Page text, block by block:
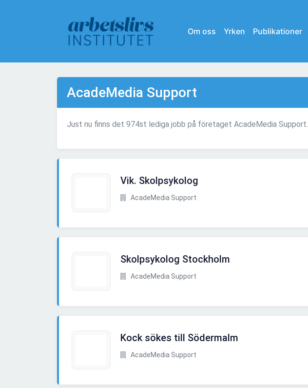
Om oss Yrken Publikationer
AcadeMedia Support
Just nu finns det 974st lediga jobb på företaget AcadeMedia Support.
Vik. Skolpsykolog
AcadeMedia Support
Skolpsykolog Stockholm
AcadeMedia Support
Kock sökes till Södermalm
AcadeMedia Support